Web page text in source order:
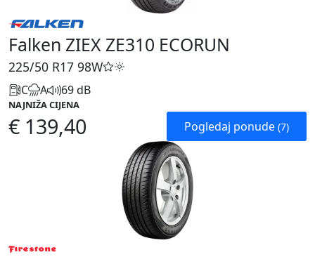
Falken ZIEX ZE310 ECORUN
225/50 R17 98W
C A 69 dB
NAJNIŽA CIJENA
€ 139,40 Pogledaj ponude (7)